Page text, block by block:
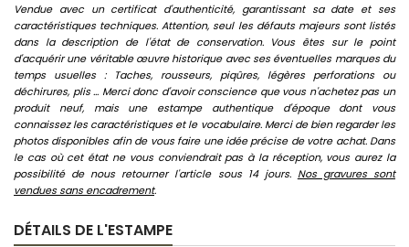
Vendue avec un certificat d'authenticité, garantissant sa date et ses
caractéristiques techniques. Attention, seul les défauts majeurs sont listés
dans la description de l'état de conservation. Vous êtes sur le point
d'acquérir une véritable œuvre historique avec ses éventuelles marques du
temps usuelles : Taches, rousseurs, piqûres, légères perforations ou
déchirures, plis ... Merci donc d'avoir conscience que vous n'achetez pas un
produit neuf, mais une estampe authentique d'époque dont vous
connaissez les caractéristiques et le vocabulaire. Merci de bien regarder les
photos disponibles afin de vous faire une idée précise de votre achat. Dans
le cas où cet état ne vous conviendrait pas à la réception, vous aurez la
possibilité de nous retourner l'article sous 14 jours. Nos gravures sont
vendues sans encadrement.
DÉTAILS DE L'ESTAMPE